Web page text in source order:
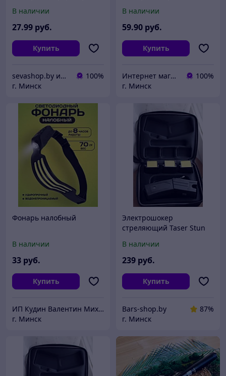
В наличии
27.99 руб.
Купить
sevashop.by интернет-магазин детских игрушек и товаров
100%
г. Минск
В наличии
59.90 руб.
Купить
Интернет магазин ylet.by
100%
г. Минск
Фонарь налобный
В наличии
33 руб.
Купить
ИП Кудин Валентин Михайлович
г. Минск
Электрошокер
стреляющий Taser Stun
В наличии
239 руб.
Купить
Bars-shop.by
87%
г. Минск